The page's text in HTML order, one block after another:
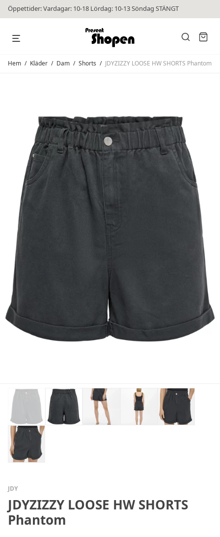
Öppettider: Vardagar: 10-18 Lördag: 10-13 Söndag STÄNGT
Hem / Kläder / Dam / Shorts / JDYZIZZY LOOSE HW SHORTS Phantom
JDY
JDYZIZZY LOOSE HW SHORTS
Phantom